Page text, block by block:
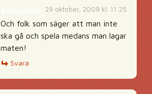
29 oktober, 2009 kl. 11:25
Och folk som säger att man inte
ska gå och spela medans man lagar
maten!
Svara